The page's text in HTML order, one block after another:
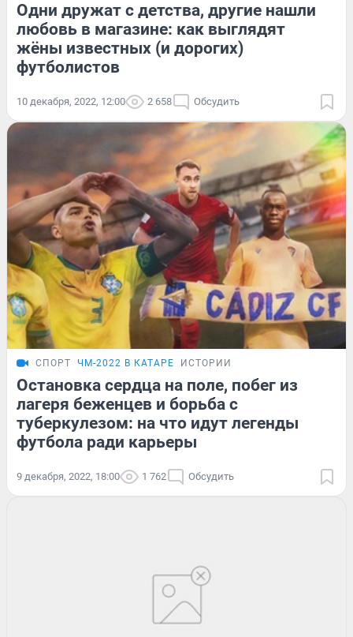
Одни дружат с детства, другие нашли
любовь в магазине: как выглядят
жёны известных (и дорогих)
футболистов
10 декабря, 2022, 12:00 2 658 Обсудить
СПОРТ ЧМ-2022 В КАТАРЕ ИСТОРИИ
Остановка сердца на поле, побег из
лагеря беженцев и борьба с
туберкулезом: на что идут легенды
футбола ради карьеры
9 декабря, 2022, 18:00 1 762 Обсудить